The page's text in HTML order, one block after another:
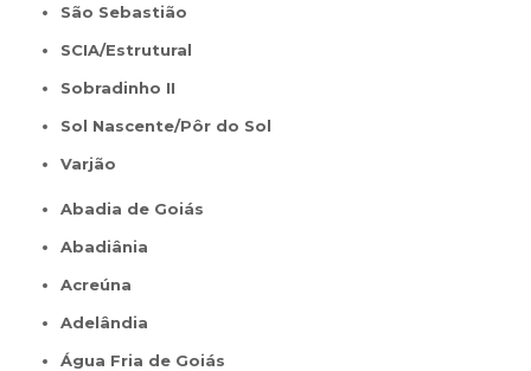
São Sebastião
SCIA/Estrutural
Sobradinho II
Sol Nascente/Pôr do Sol
Varjão
Abadia de Goiás
Abadiânia
Acreúna
Adelândia
Água Fria de Goiás